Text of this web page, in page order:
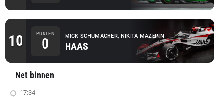
10 PUNTEN
0 MICK SCHUMACHER, NIKITA MAZEPIN
HAAS
Net binnen
17:34